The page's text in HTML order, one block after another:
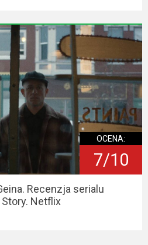
OCENA:
7/10
Recenzja serialu
Netflix